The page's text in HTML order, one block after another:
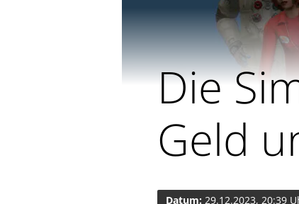
Die
Geld
Datum: 29.12.2023, 20:39